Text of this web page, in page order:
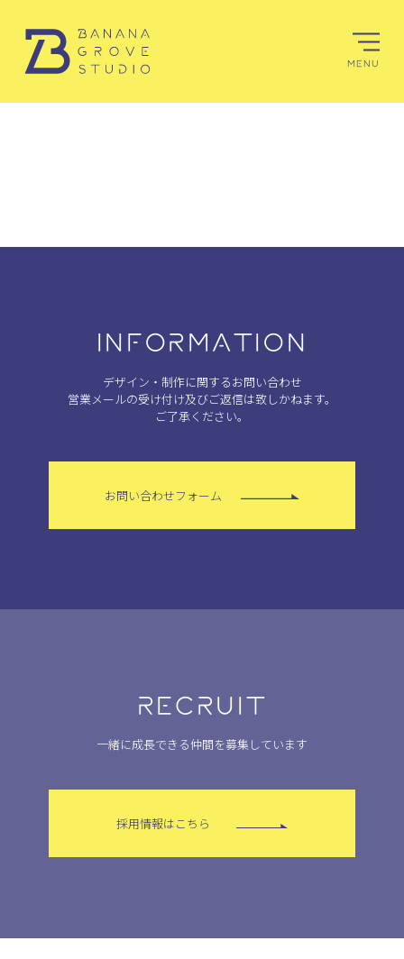
MENU
INFORMATION
デザイン・制作に関するお問い合わせ
営業メールの受け付け及びご返信は致しかねます。
ご了承ください。
お問い合わせフォーム
RECRUIT
一緒に成長できる仲間を募集しています
採用情報はこちら